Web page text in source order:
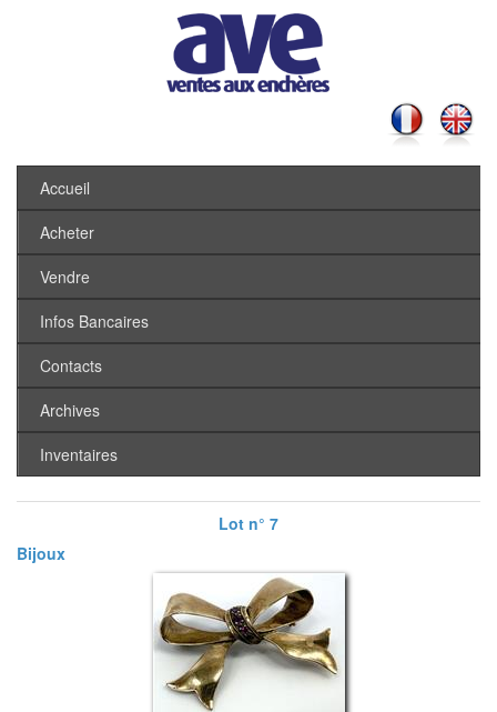
Accueil
Acheter
Vendre
Infos Bancaires
Contacts
Archives
Inventaires
Lot n° 7
Bijoux